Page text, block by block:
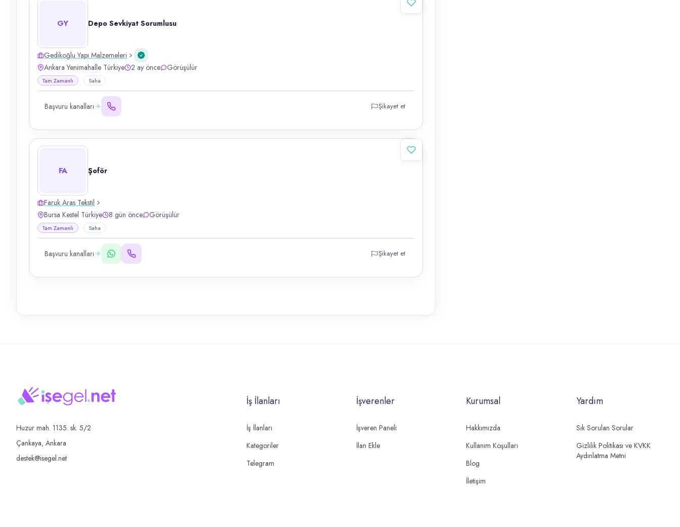
GY Depo Sevkiyat Sorumlusu
Gedikoğlu Yapı Malzemeleri
Ankara Yenimahalle Türkiye
2 ay önce Görüşülür
Tam Zamanlı Saha
Başvuru kanalları Şikayet et
FA Şoför
Faruk Aras Tekstil
Bursa Kestel Türkiye
8 gün önce Görüşülür
Tam Zamanlı Saha
Başvuru kanalları Şikayet et
Huzur mah. 1135. sk. 5/2
Çankaya, Ankara
destek@isegel.net
İş İlanları
İş İlanları
Kategoriler
Telegram
İşverenler
İşveren Paneli
İlan Ekle
Kurumsal
Hakkımızda
Kullanım Koşulları
Blog
İletişim
Yardım
Sık Sorulan Sorular
Gizlilik Politikası ve KVKK
Aydınlatma Metni